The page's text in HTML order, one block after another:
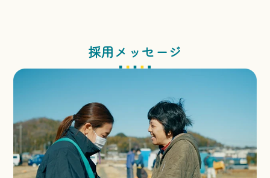
採用メッセージ